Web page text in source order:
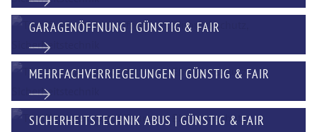
GARAGENÖFFNUNG | GÜNSTIG & FAIR
MEHRFACHVERRIEGELUNGEN | GÜNSTIG & FAIR
SICHERHEITSTECHNIK ABUS | GÜNSTIG & FAIR